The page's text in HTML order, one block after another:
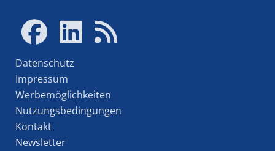
Datenschutz
Impressum
Werbemöglichkeiten
Nutzungsbedingungen
Kontakt
Newsletter